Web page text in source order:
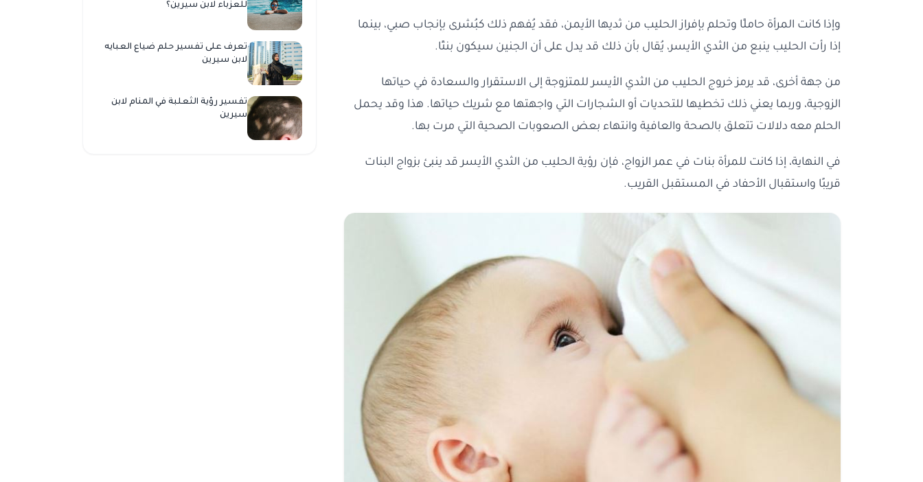
وإذا كانت المرأة حاملًا وتحلم بإفراز الحليب من ثديها الأيمن، فقد يُفهم ذلك كبُشرى بإنجاب صبي، بينما
إذا رأت الحليب ينبع من الثدي الأيسر، يُقال بأن ذلك قد يدل على أن الجنين سيكون بنتًا.
من جهة أخرى، قد يرمز خروج الحليب من الثدي الأيسر للمتزوجة إلى الاستقرار والسعادة في حياتها
الزوجية، وربما يعني ذلك تخطيها للتحديات أو الشجارات التي واجهتها مع شريك حياتها. هذا وقد يحمل
الحلم معه دلالات تتعلق بالصحة والعافية وانتهاء بعض الصعوبات الصحية التي مرت بها.
في النهاية، إذا كانت للمرأة بنات في عمر الزواج، فإن رؤية الحليب من الثدي الأيسر قد ينبئ بزواج البنات
قريبًا واستقبال الأحفاد في المستقبل القريب.
للعزباء لابن سيرين؟
تعرف على تفسير حلم ضياع العبايه
لابن سيرين
تفسير رؤية الثعلبة في المنام لابن
سيرين